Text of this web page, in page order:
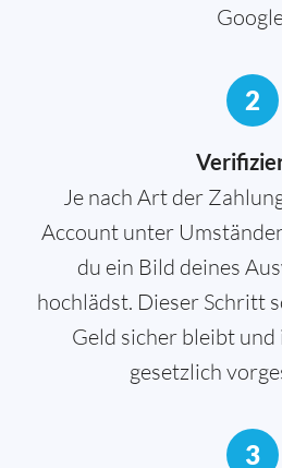
2
Je nach Art der
Account unter
du ein Bild deines
hochlädst. Dieser Schritt
Geld sicher bleibt
gesetzlich
3